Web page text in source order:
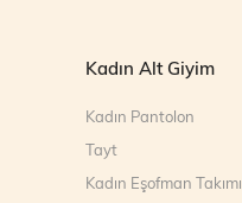
Kadın Alt Giyim
Kadın Pantolon
Tayt
Kadın Eşofman Takımı